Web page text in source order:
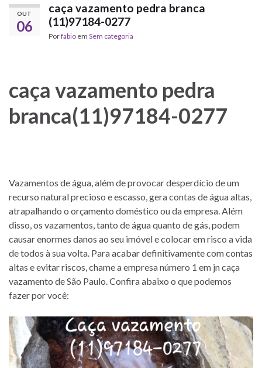
OUT
06
caça vazamento pedra branca
(11)97184-0277
Porfabio em Sem categoria
caça vazamento pedra
branca(11)97184-0277
Vazamentos de água, além de provocar desperdício de um
recurso natural precioso e escasso, gera contas de água altas,
atrapalhando o orçamento doméstico ou da empresa. Além
disso, os vazamentos, tanto de água quanto de gás, podem
causar enormes danos ao seu imóvel e colocar em risco a vida
de todos à sua volta. Para acabar definitivamente com contas
altas e evitar riscos, chame a empresa número 1 em jn caça
vazamento de São Paulo. Confira abaixo o que podemos
fazer por você: